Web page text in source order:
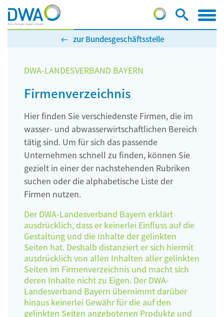
zur Bundesgeschäftsstelle
DWA-LANDESVERBAND BAYERN
Firmenverzeichnis
Hier finden Sie verschiedenste Firmen, die im
wasser- und abwasserwirtschaftlichen Bereich
tätig sind. Um für sich das passende
Unternehmen schnell zu finden, können Sie
gezielt in einer der nachstehenden Rubriken
suchen oder die alphabetische Liste der
Firmen nutzen.
Der DWA-Landesverband Bayern erklärt
ausdrücklich, dass er keinerlei Einfluss auf die
Gestaltung und die Inhalte der gelinkten
Seiten hat. Deshalb distanziert er sich hiermit
ausdrücklich von allen Inhalten aller gelinkten
Seiten im Firmenverzeichnis und macht sich
deren Inhalte nicht zu Eigen. Der DWA-
Landesverband Bayern übernimmt darüber
hinaus keinerlei Gewähr für die auf den
gelinkten Seiten angebotenen Produkte und